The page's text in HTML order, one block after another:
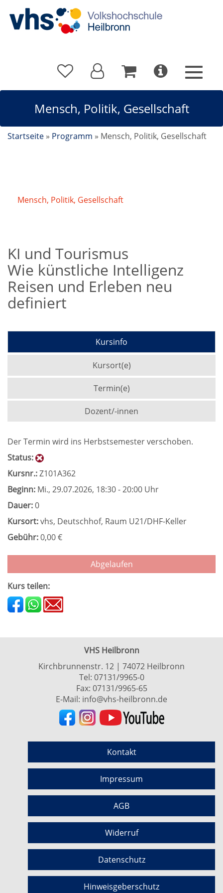
Mensch, Politik, Gesellschaft
Startseite » Programm » Mensch, Politik, Gesellschaft
Mensch, Politik, Gesellschaft
KI und Tourismus
Wie künstliche Intelligenz
Reisen und Erleben neu
definiert
Kursinfo
Kursort(e)
Termin(e)
Dozent/-innen
Der Termin wird ins Herbstsemester verschoben.
Status:
Kursnr.:Z101A362
Beginn: Mi., 29.07.2026, 18:30 - 20:00 Uhr
Dauer:0
Kursort:vhs, Deutschhof, Raum U21/DHF-Keller
Gebühr:0,00 €
Abgelaufen
Kurs teilen:
VHS Heilbronn
Kirchbrunnenstr. 12 | 74072 Heilbronn
Tel: 07131/9965-0
Fax: 07131/9965-65
E-Mail: info@vhs-heilbronn.de
Kontakt
Impressum
AGB
Widerruf
Datenschutz
Hinweisgeberschutz